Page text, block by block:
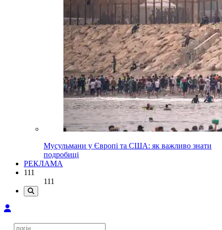
Мусульмани у Європі та США: як важливо знати
подробиці
РЕКЛАМА
111
111